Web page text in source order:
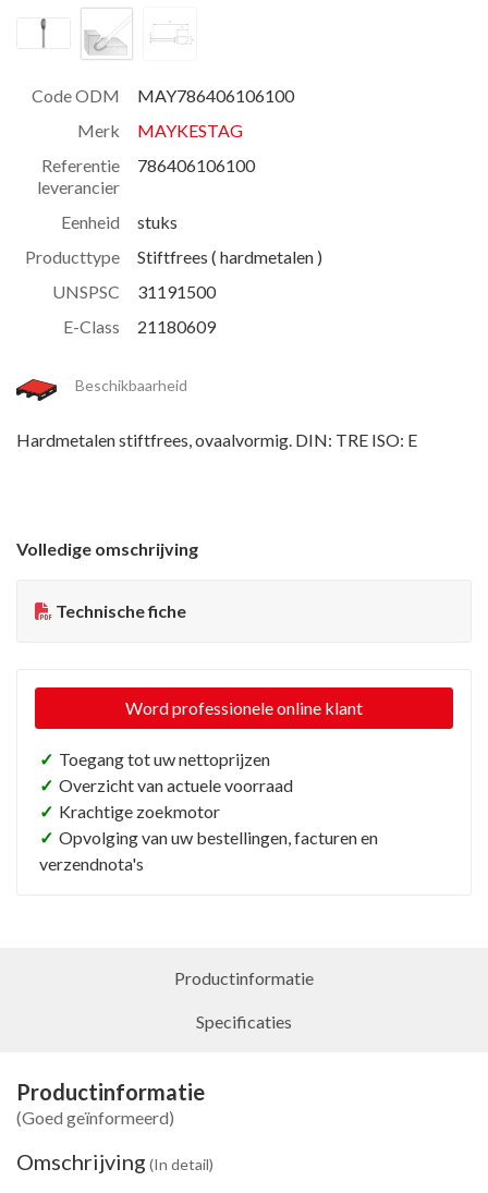
Code ODM
MAY786406106100
Merk
MAYKESTAG
Referentie
leverancier
786406106100
Eenheid
stuks
Producttype
Stiftfrees ( hardmetalen )
UNSPSC
31191500
E-Class
21180609
Beschikbaarheid
Hardmetalen stiftfrees, ovaalvormig. DIN: TRE ISO: E
Volledige omschrijving
Technische fiche
Word professionele online klant
✓ Toegang tot uw nettoprijzen
✓ Overzicht van actuele voorraad
✓ Krachtige zoekmotor
✓ Opvolging van uw bestellingen, facturen en
verzendnota's
Productinformatie
Specificaties
Productinformatie
(Goed geïnformeerd)
Omschrijving (In detail)